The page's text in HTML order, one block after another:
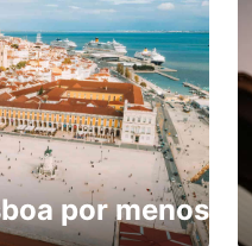
por menos